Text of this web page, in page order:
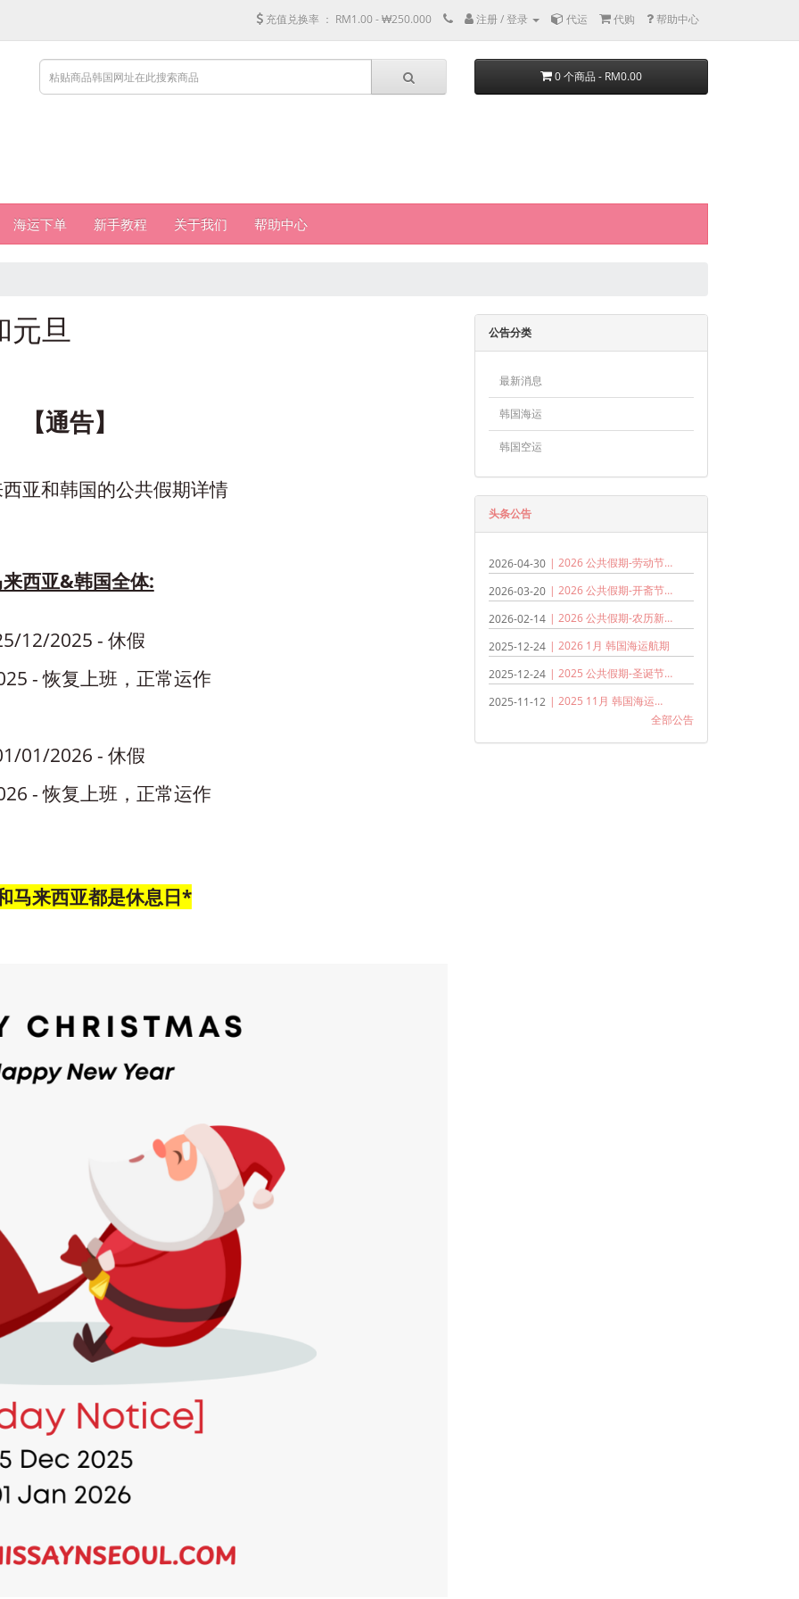
充值兑换率 ： RM1.00 - ₩250.000 注册 / 登录 代运 代购 帮助中心
0 个商品 - RM0.00
海运下单 新手教程 关于我们 帮助中心
元旦
【通告】
亚和韩国的公共假期详情
西亚&韩国全体:
12/2025 - 休假
- 恢复上班，正常运作
01/2026 - 休假
- 恢复上班，正常运作
马来西亚都是休息日*
公告分类
最新消息
韩国海运
韩国空运
头条公告
2026-04-30
| 2026 公共假期-劳动节 (马&韩)
2026-03-20
| 2026 公共假期-开斋节 (马来西亚)
2026-02-14
| 2026 公共假期-农历新年 (马&韩)
2025-12-24 | 2026 1月 韩国海运航期
2025-12-24
| 2025 公共假期-圣诞节和元旦
2025-11-12
| 2025 11月 韩国海运航期
全部公告